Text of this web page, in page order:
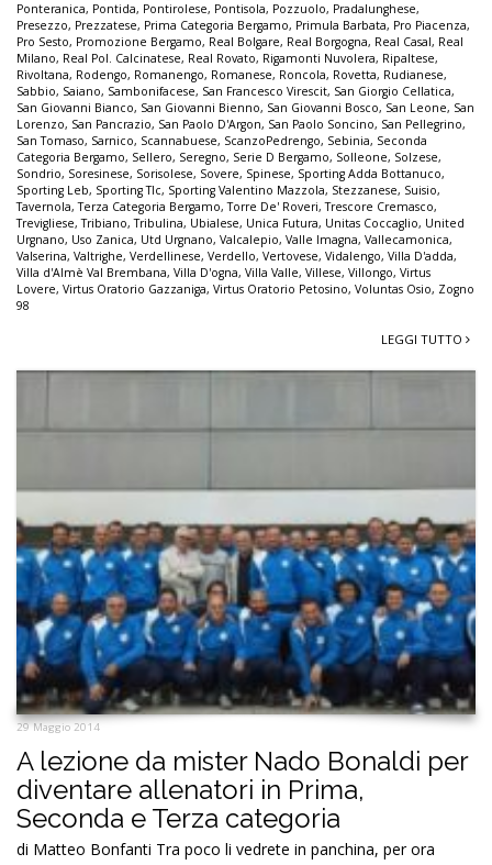
Ponteranica, Pontida, Pontirolese, Pontisola, Pozzuolo, Pradalunghese,
Presezzo, Prezzatese, Prima Categoria Bergamo, Primula Barbata, Pro Piacenza,
Pro Sesto, Promozione Bergamo, Real Bolgare, Real Borgogna, Real Casal, Real
Milano, Real Pol. Calcinatese, Real Rovato, Rigamonti Nuvolera, Ripaltese,
Rivoltana, Rodengo, Romanengo, Romanese, Roncola, Rovetta, Rudianese,
Sabbio, Saiano, Sambonifacese, San Francesco Virescit, San Giorgio Cellatica,
San Giovanni Bianco, San Giovanni Bienno, San Giovanni Bosco, San Leone, San
Lorenzo, San Pancrazio, San Paolo D'Argon, San Paolo Soncino, San Pellegrino,
San Tomaso, Sarnico, Scannabuese, ScanzoPedrengo, Sebinia, Seconda
Categoria Bergamo, Sellero, Seregno, Serie D Bergamo, Solleone, Solzese,
Sondrio, Soresinese, Sorisolese, Sovere, Spinese, Sporting Adda Bottanuco,
Sporting Leb, Sporting Tlc, Sporting Valentino Mazzola, Stezzanese, Suisio,
Tavernola,Terza Categoria Bergamo,Torre De' Roveri,Trescore Cremasco,
Trevigliese,Tribiano,Tribulina, Ubialese, Unica Futura, Unitas Coccaglio, United
Urgnano, Uso Zanica, Utd Urgnano, Valcalepio, Valle Imagna, Vallecamonica,
Valserina, Valtrighe, Verdellinese, Verdello, Vertovese, Vidalengo, Villa D'adda,
Villa d'Almè Val Brembana, Villa D'ogna, Villa Valle, Villese, Villongo, Virtus
Lovere, Virtus Oratorio Gazzaniga, Virtus Oratorio Petosino, Voluntas Osio, Zogno
98
LEGGI TUTTO
29 Maggio 2014
A lezione da mister Nado Bonaldi per
diventare allenatori in Prima,
Seconda e Terza categoria
di Matteo Bonfanti Tra poco li vedrete in panchina, per ora